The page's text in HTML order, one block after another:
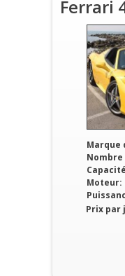
Ferrari
Marque
Nombre
Moteur:
Prix par